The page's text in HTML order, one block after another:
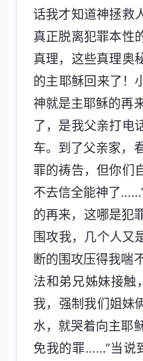
话我才知道神拯救
真正脱离犯罪本性
真理，这些真理奥
的主耶稣回来了！
神就是主耶稣的再
了，是我父亲打电
车。到了父亲家，
罪的祷告，但你们
不去信全能神了
的再来，这哪是犯
围攻我，几个人又
断的围攻压得我喘
法和弟兄姊妹接触
我，强制我们姐妹
水，就哭着向主耶
免我的罪……”当说